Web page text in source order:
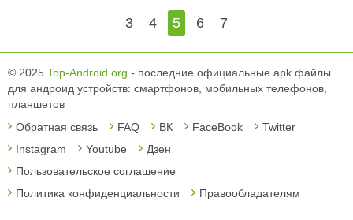
3 4 5 6 7
© 2025 Top-Android.org - последние официальные apk файлы
для андроид устройств: смартфонов, мобильных телефонов,
планшетов
Обратная связь
FAQ ВК FaceBook
Twitter
Instagram
Youtube
Дзен
Пользовательское соглашение
Политика конфиденциальности
Правообладателям